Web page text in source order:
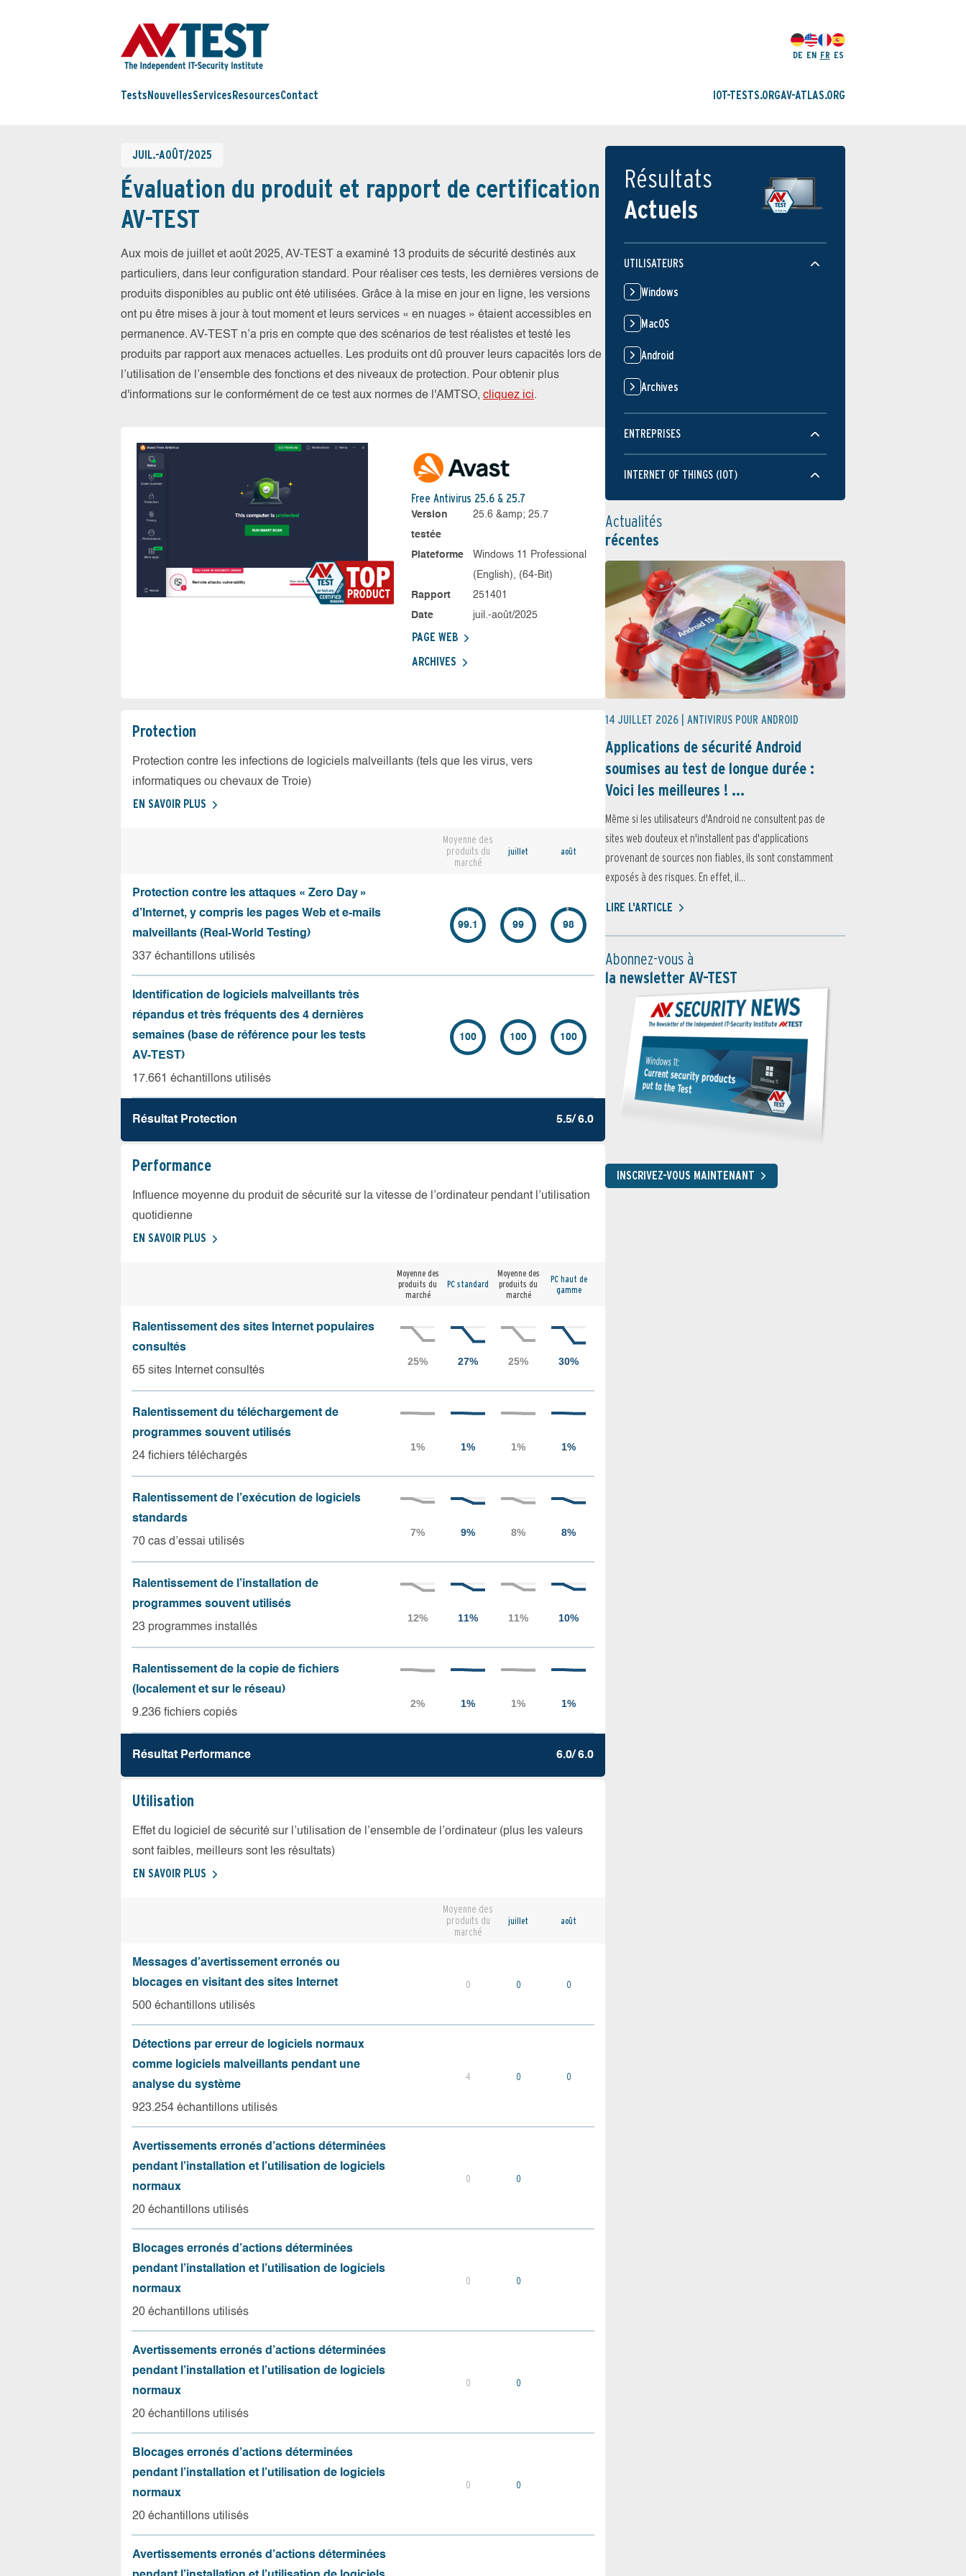
DE EN FR ES
Tests NouvellesServices ResourcesContact IOT-TESTS.ORGAV-ATLAS.ORG
JUIL.-AOÛT/2025
Évaluation du produit et rapport de certification
AV-TEST
Aux mois de juillet et août 2025, AV-TEST a examiné 13 produits de sécurité destinés aux
particuliers, dans leur configuration standard. Pour réaliser ces tests, les dernières versions de
produits disponibles au public ont été utilisées. Grâce à la mise en jour en ligne, les versions
ont pu être mises à jour à tout moment et leurs services « en nuages » étaient accessibles en
permanence. AV-TEST n’a pris en compte que des scénarios de test réalistes et testé les
produits par rapport aux menaces actuelles. Les produits ont dû prouver leurs capacités lors de
l’utilisation de l’ensemble des fonctions et des niveaux de protection. Pour obtenir plus
d'informations sur le conformément de ce test aux normes de l'AMTSO, cliquez ici.
Free Antivirus 25.6 & 25.7
Version
testée
25.6 &amp; 25.7
Plateforme
Windows 11 Professional
(English), (64-Bit)
Rapport
251401
Date
juil.-août/2025
PAGE WEB
ARCHIVES
Protection
Protection contre les infections de logiciels malveillants (tels que les virus, vers
informatiques ou chevaux de Troie)
EN SAVOIR PLUS
Moyenne des
produits du
marché
juillet août
Protection contre les attaques « Zero Day »
d’Internet, y compris les pages Web et e-mails
malveillants (Real-World Testing)
337 échantillons utilisés
99.1 99 98
Identification de logiciels malveillants très
répandus et très fréquents des 4 dernières
semaines (base de référence pour les tests
AV-TEST)
17.661 échantillons utilisés
100 100 100
Résultat Protection 5.5/ 6.0
Performance
Influence moyenne du produit de sécurité sur la vitesse de l’ordinateur pendant l’utilisation
quotidienne
EN SAVOIR PLUS
Moyenne des
produits du
marché
PC standard
Moyenne des
produits du
marché
PC haut de
gamme
Ralentissement des sites Internet populaires
consultés
65 sites Internet consultés
Ralentissement du téléchargement de
programmes souvent utilisés
24 fichiers téléchargés
Ralentissement de l’exécution de logiciels
standards
70 cas d’essai utilisés
Ralentissement de l’installation de
programmes souvent utilisés
23 programmes installés
Ralentissement de la copie de fichiers
(localement et sur le réseau)
9.236 fichiers copiés
Résultat Performance 6.0/ 6.0
Utilisation
Effet du logiciel de sécurité sur l’utilisation de l’ensemble de l’ordinateur (plus les valeurs
sont faibles, meilleurs sont les résultats)
EN SAVOIR PLUS
Moyenne des
produits du
marché
juillet août
Messages d’avertissement erronés ou
blocages en visitant des sites Internet
500 échantillons utilisés
0 0 0
Détections par erreur de logiciels normaux
comme logiciels malveillants pendant une
analyse du système
923.254 échantillons utilisés
4 0 0
Avertissements erronés d’actions déterminées
pendant l’installation et l’utilisation de logiciels
normaux
20 échantillons utilisés
0 0
Blocages erronés d’actions déterminées
pendant l’installation et l’utilisation de logiciels
normaux
20 échantillons utilisés
0 0
Avertissements erronés d’actions déterminées
pendant l’installation et l’utilisation de logiciels
normaux
20 échantillons utilisés
0 0
Blocages erronés d’actions déterminées
pendant l’installation et l’utilisation de logiciels
normaux
20 échantillons utilisés
0 0
Avertissements erronés d’actions déterminées
Résultats
Actuels
UTILISATEURS
Windows
MacOS
Android
Archives
ENTREPRISES
INTERNET OF THINGS (IOT)
Actualités
récentes
14 JUILLET 2026 | ANTIVIRUS POUR ANDROID
Applications de sécurité Android
soumises au test de longue durée :
Voici les meilleures ! ...
Même si les utilisateurs d'Android ne consultent pas de
sites web douteux et n'installent pas d'applications
provenant de sources non fiables, ils sont constamment
exposés à des risques. En effet, il...
LIRE L'ARTICLE
Abonnez-vous à
la newsletter AV-TEST
INSCRIVEZ-VOUS MAINTENANT